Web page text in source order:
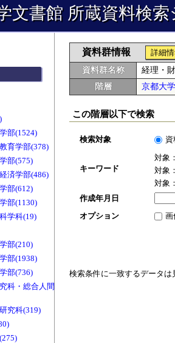
文書館 所蔵資料検
部(1524)
育学部(378)
部(575)
済学部(486)
部(612)
部(1130)
学科(19)
部(210)
部(1938)
部(736)
科・総合人間学部
究科(319)
資料群情報
詳細
資料群名称
経理・
階層
京都大
この階層以下で検索
検索対象 資
キーワード
対象
対象
対象
作成年月日
オプション
画
検索条件に一致するデータ